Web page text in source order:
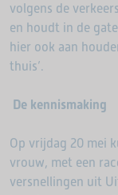
volgens de
en houdt in de
hier ook aan
thuis’.
De kennismaking
Op vrijdag 20 mei
vrouw, met een
versnellingen uit